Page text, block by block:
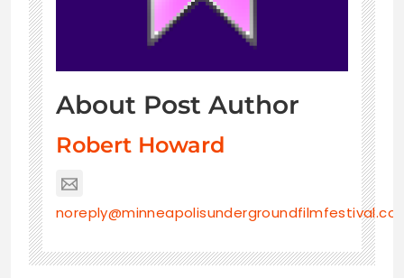
About Post Author
Robert Howard